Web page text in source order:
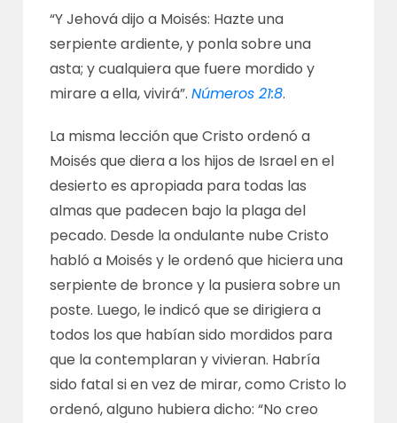
“Y Jehová dijo a Moisés: Hazte una
serpiente ardiente, y ponla sobre una
asta; y cualquiera que fuere mordido y
mirare a ella, vivirá”.Números 21:8.
La misma lección que Cristo ordenó a
Moisés que diera a los hijos de Israel en el
desierto es apropiada para todas las
almas que padecen bajo la plaga del
pecado. Desde la ondulante nube Cristo
habló a Moisés y le ordenó que hiciera una
serpiente de bronce y la pusiera sobre un
poste. Luego, le indicó que se dirigiera a
todos los que habían sido mordidos para
que la contemplaran y vivieran. Habría
sido fatal si en vez de mirar, como Cristo lo
ordenó, alguno hubiera dicho: “No creo